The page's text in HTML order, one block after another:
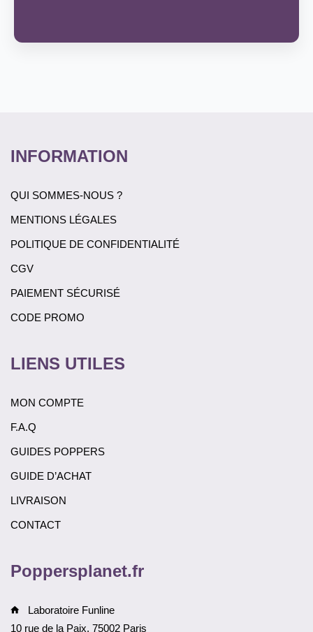
INFORMATION
QUI SOMMES-NOUS ?
MENTIONS LÉGALES
POLITIQUE DE CONFIDENTIALITÉ
CGV
PAIEMENT SÉCURISÉ
CODE PROMO
LIENS UTILES
MON COMPTE
F.A.Q
GUIDES POPPERS
GUIDE D’ACHAT
LIVRAISON
CONTACT
Poppersplanet.fr
Laboratoire Funline
10 rue de la Paix, 75002 Paris